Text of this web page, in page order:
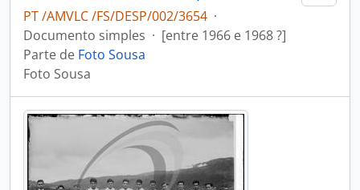
PT /AMVLC /FS/DESP/002/3654 ·
Documento simples · [entre 1966 e 1968 ?]
Parte de Foto Sousa
Foto Sousa